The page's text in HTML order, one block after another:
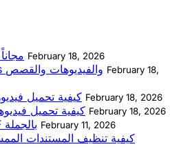
كيفية تحميل فيديوهات تويتر/X مجاناً February 18, 2026
كيفية تحميل Instagram Reels والفيديوهات والقصص February 18,
كيفية تحميل February 18, 2026
كيفية تحميل February 18, 2026
كيفية إعادة تسمية ملفات PDF بالجملة February 11, 2026
كيفية تنظيف المستندات